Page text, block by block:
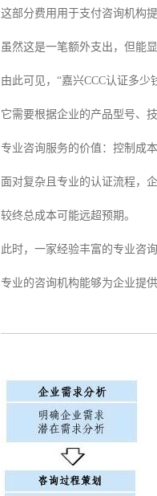
这部分费用用于支付咨询机构
虽然这是一笔额外支出，但能
由此可见，“嘉兴CCC认证多少
它需要根据企业的产品型号、
专业咨询服务的价值：控制成
面对复杂且专业的认证流程，
较终总成本可能远超预期。
此时，一家经验丰富的专业咨
专业的咨询机构能够为企业提